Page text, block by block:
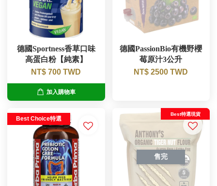
德國Sportness香草口味
高蛋白粉【純素】
NT$ 700 TWD
加入購物車
德國PassionBio有機野櫻
莓原汁3公升
NT$ 2500 TWD
Best Choice特選
售完
Best特選現貨